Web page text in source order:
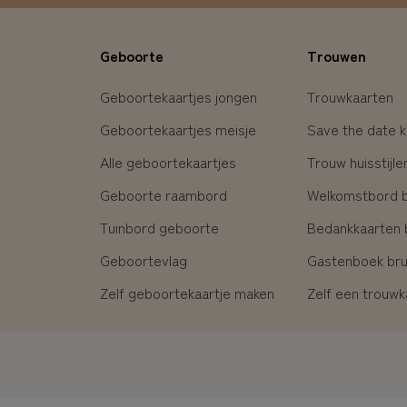
Geboorte
Geboortekaartjes jongen
Geboortekaartjes meisje
Alle geboortekaartjes
Geboorte raambord
Tuinbord geboorte
Geboortevlag
Zelf geboortekaartje maken
Trouwen
Trouwkaarten
Save the date
Trouw
Welkomstbord
Gastenboek
Zelf een